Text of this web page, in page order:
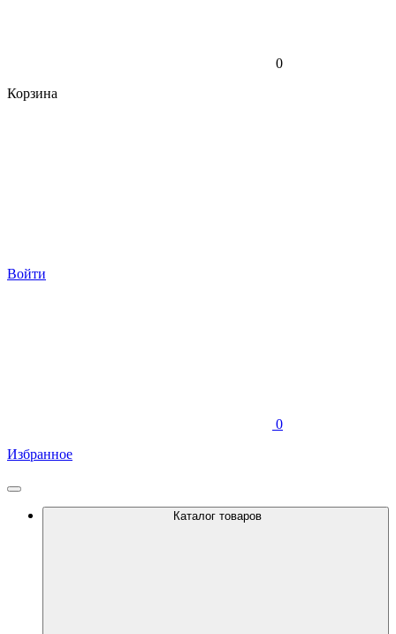
0
Корзина
Войти
0
Избранное
Каталог товаров